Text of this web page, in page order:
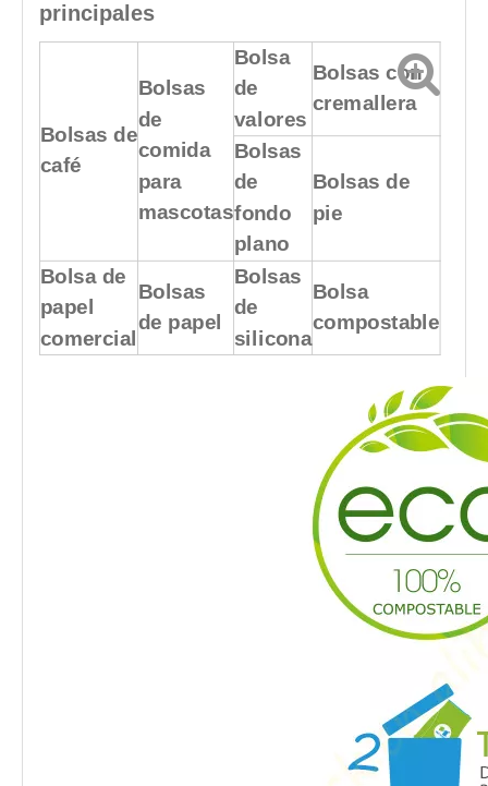
principales
Bolsas de
café
Bolsas
de
comida
para
mascotas
Bolsa
de
valores
Bolsas con
cremallera
Bolsas
de
fondo
plano
Bolsas de
pie
Bolsa de
papel
comercial
Bolsas
de papel
Bolsas
de
silicona
Bolsa
compostable